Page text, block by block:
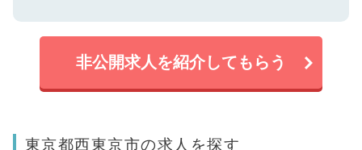
非公開求人を紹介してもらう
東京都西東京市の求人を探す